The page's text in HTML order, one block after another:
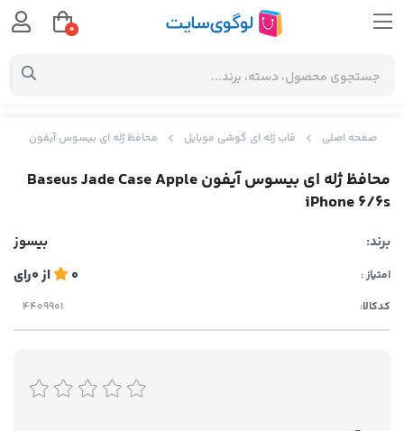
صفحه اصلی قاب ژله ای گوشی موبایل محافظ ژله ای بیسوس آیفون Baseus Jade Case Apple iPhone 6/6s
محافظ ژله ای بیسوس آیفون Baseus Jade Case Apple
iPhone 6/6s
برند: بیسوز
امتیاز : 0 از0رای
کدکالا:
0